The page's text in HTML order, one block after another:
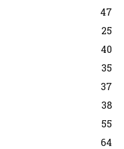
47
25
40
35
37
38
55
64